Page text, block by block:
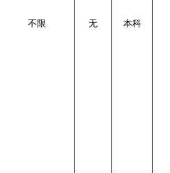
不限 无 本科